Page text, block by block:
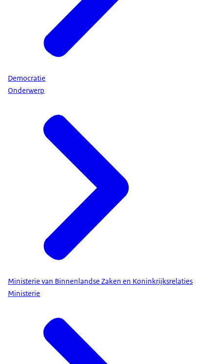
Democratie
Onderwerp
Ministerie van Binnenlandse Zaken en Koninkrijksrelaties
Ministerie